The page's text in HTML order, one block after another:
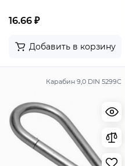
16.66 ₽
Добавить в корзину
Карабин 9,0 DIN 5299С